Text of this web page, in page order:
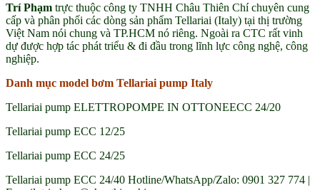
Trí Phạm trực thuộc công ty TNHH Châu Thiên Chí chuyên cung
cấp và phân phối các dòng sản phẩm Tellariai (Italy) tại thị trường
Việt Nam nói chung và TP.HCM nó riêng. Ngoài ra CTC rất vinh
dự được hợp tác phát triểu & đi đầu trong lĩnh lực công nghệ, công
nghiệp.
Danh mục model bơm Tellariai pump Italy
Tellariai pump ELETTROPOMPE IN OTTONEECC 24/20
Tellariai pump ECC 12/25
Tellariai pump ECC 24/25
Tellariai pump ECC 24/40 Hotline/WhatsApp/Zalo: 0901 327 774 |